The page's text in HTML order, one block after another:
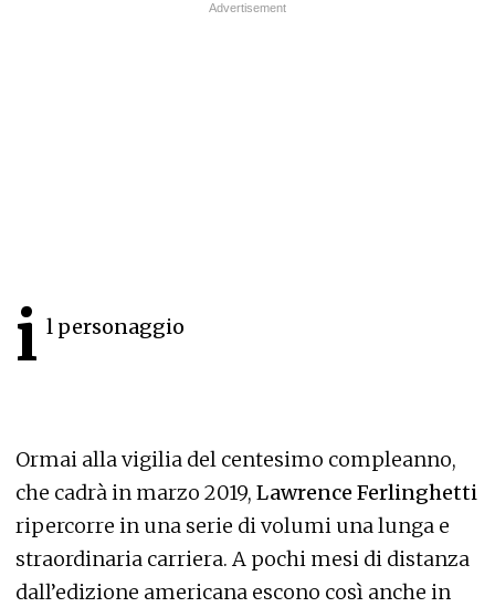
i l personaggio
Ormai alla vigilia del centesimo compleanno,
che cadrà in marzo 2019, Lawrence Ferlinghetti
ripercorre in una serie di volumi una lunga e
straordinaria carriera. A pochi mesi di distanza
dall’edizione americana escono così anche in